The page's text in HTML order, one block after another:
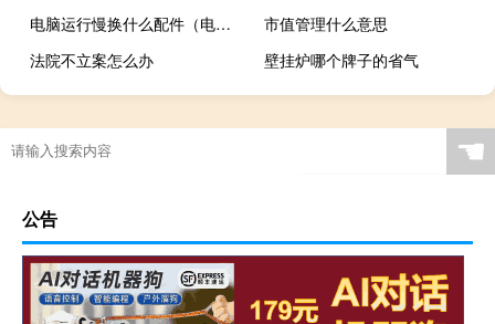
电脑运行慢换什么配件（电脑运行慢）
市值管理什么意思
法院不立案怎么办
壁挂炉哪个牌子的省气
☚
公告